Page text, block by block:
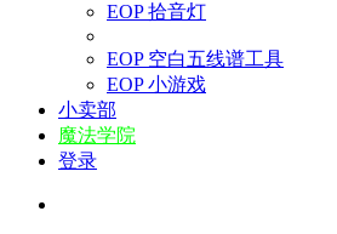
EOP 拾音灯
EOP 空白五线谱工具
EOP 小游戏
小卖部
魔法学院
登录